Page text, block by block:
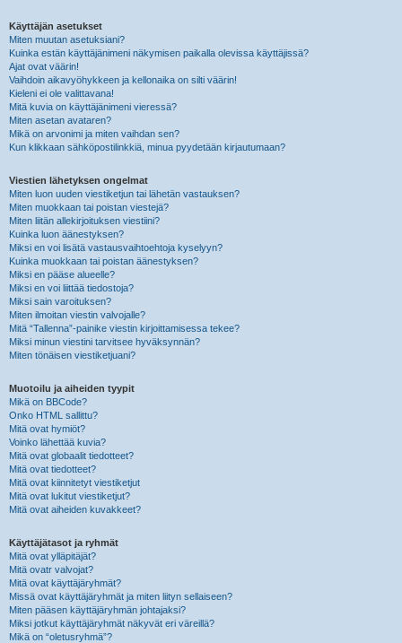
Käyttäjän asetukset
Miten muutan asetuksiani?
Kuinka estän käyttäjänimeni näkymisen paikalla olevissa käyttäjissä?
Ajat ovat väärin!
Vaihdoin aikavyöhykkeen ja kellonaika on silti väärin!
Kieleni ei ole valittavana!
Mitä kuvia on käyttäjänimeni vieressä?
Miten asetan avataren?
Mikä on arvonimi ja miten vaihdan sen?
Kun klikkaan sähköpostilinkkiä, minua pyydetään kirjautumaan?
Viestien lähetyksen ongelmat
Miten luon uuden viestiketjun tai lähetän vastauksen?
Miten muokkaan tai poistan viestejä?
Miten liitän allekirjoituksen viestiini?
Kuinka luon äänestyksen?
Miksi en voi lisätä vastausvaihtoehtoja kyselyyn?
Kuinka muokkaan tai poistan äänestyksen?
Miksi en pääse alueelle?
Miksi en voi liittää tiedostoja?
Miksi sain varoituksen?
Miten ilmoitan viestin valvojalle?
Mitä “Tallenna”-painike viestin kirjoittamisessa tekee?
Miksi minun viestini tarvitsee hyväksynnän?
Miten tönäisen viestiketjuani?
Muotoilu ja aiheiden tyypit
Mikä on BBCode?
Onko HTML sallittu?
Mitä ovat hymiöt?
Voinko lähettää kuvia?
Mitä ovat globaalit tiedotteet?
Mitä ovat tiedotteet?
Mitä ovat kiinnitetyt viestiketjut
Mitä ovat lukitut viestiketjut?
Mitä ovat aiheiden kuvakkeet?
Käyttäjätasot ja ryhmät
Mitä ovat ylläpitäjät?
Mitä ovatr valvojat?
Mitä ovat käyttäjäryhmät?
Missä ovat käyttäjäryhmät ja miten liityn sellaiseen?
Miten pääsen käyttäjäryhmän johtajaksi?
Miksi jotkut käyttäjäryhmät näkyvät eri väreillä?
Mikä on “oletusryhmä”?